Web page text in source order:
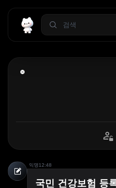
익명12:48
국민 건강보험 등